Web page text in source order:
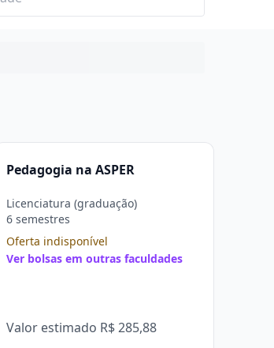
Pedagogia na ASPER
Licenciatura (graduação)
6 semestres
Oferta indisponível
Ver bolsas em outras faculdades
Valor estimado R$ 285,88